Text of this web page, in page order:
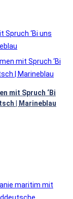
mit Spruch ‘Bi
| Marineblau